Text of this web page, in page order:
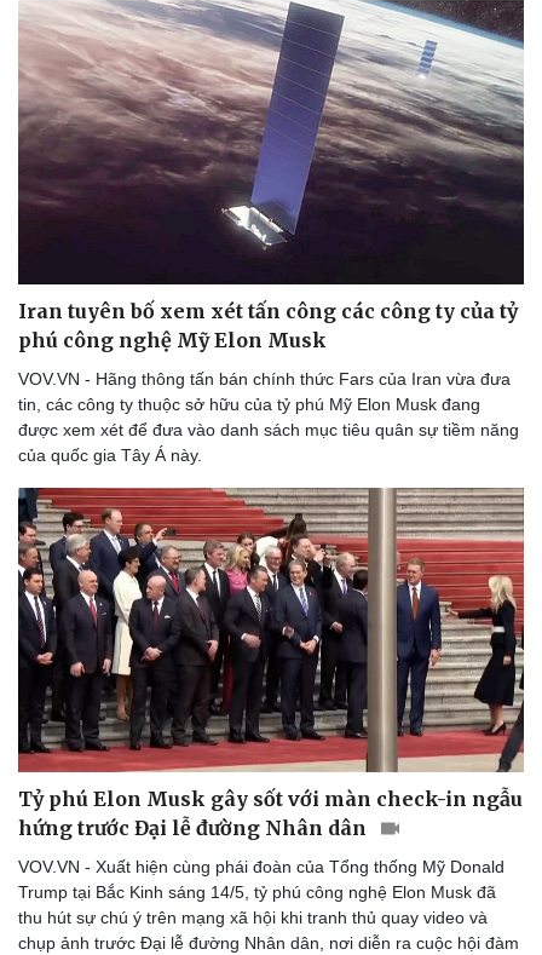
Sức khỏe
Dinh dưỡng - món ngon
Cây thuốc
Sản phụ khoa
Nhi khoa
Nam khoa
Làm đẹp - giảm cân
Phòng mạch online
Đời sống
Nhà đẹp
Blog
Tình yêu - Gia đình
Iran tuyên bố xem xét tấn công các công ty của tỷ
phú công nghệ Mỹ Elon Musk
VOV.VN - Hãng thông tấn bán chính thức Fars của Iran vừa đưa
tin, các công ty thuộc sở hữu của tỷ phú Mỹ Elon Musk đang
được xem xét để đưa vào danh sách mục tiêu quân sự tiềm năng
của quốc gia Tây Á này.
Tỷ phú Elon Musk gây sốt với màn check-in ngẫu
hứng trước Đại lễ đường Nhân dân
VOV.VN - Xuất hiện cùng phái đoàn của Tổng thống Mỹ Donald
Trump tại Bắc Kinh sáng 14/5, tỷ phú công nghệ Elon Musk đã
thu hút sự chú ý trên mạng xã hội khi tranh thủ quay video và
chụp ảnh trước Đại lễ đường Nhân dân, nơi diễn ra cuộc hội đàm